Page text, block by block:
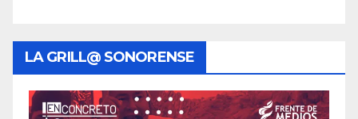
LA GRILL@ SONORENSE